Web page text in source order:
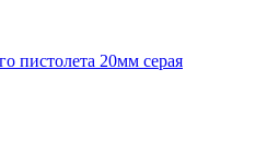
пистолета 20мм серая